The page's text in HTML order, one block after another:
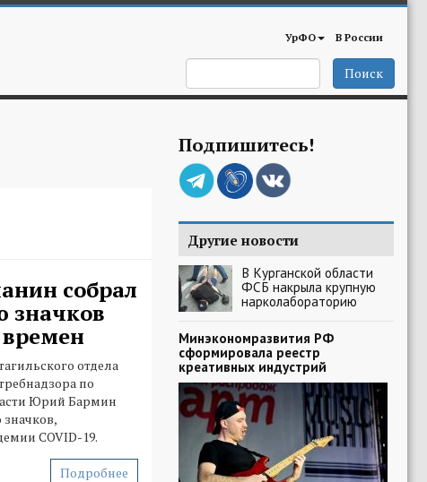
УрФО В России
Поиск
собрал
значков
отдела
по
Юрий Бармин
COVID-19.
Подробнее
Подпишитесь!
Другие новости
В Курганской области
ФСБ накрыла крупную
нарколабораторию
Минэкономразвития РФ
сформировала реестр
креативных индустрий